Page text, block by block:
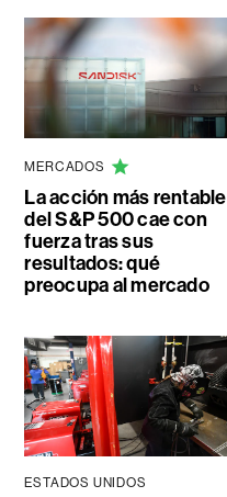
MERCADOS
La acción más rentable
del S&P 500 cae con
fuerza tras sus
resultados: qué
preocupa al mercado
ESTADOS UNIDOS